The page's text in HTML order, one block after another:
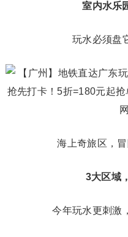
室内水乐
玩水必须盘
海上奇旅区，
3大区域
今年玩水更刺激